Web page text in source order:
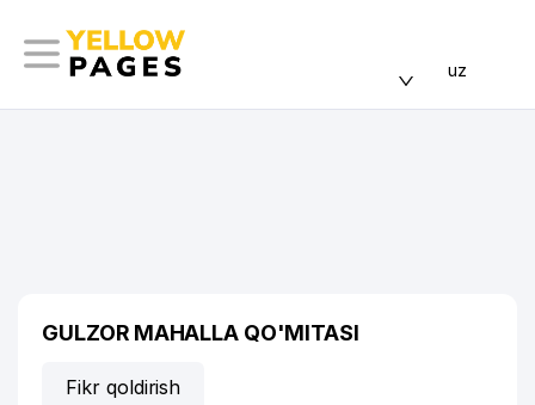
uz
GULZOR MAHALLA QO'MITASI
Fikr qoldirish